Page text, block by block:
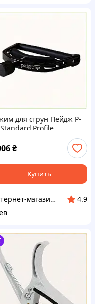
для струн Пейдж P-
Profile
₴
Купить
Интернет-магазин "SmartShop"
4.9